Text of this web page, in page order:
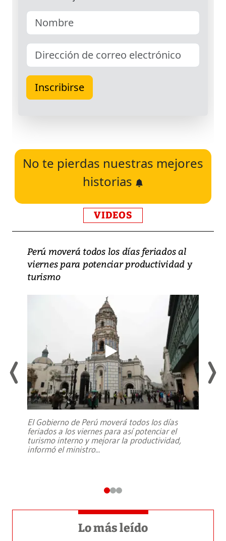
No te pierdas nuestras mejores
historias
VIDEOS
Perú moverá todos los días feriados al
viernes para potenciar productividad y
turismo
El Gobierno de Perú moverá todos los días
feriados a los viernes para así potenciar el
turismo interno y mejorar la productividad,
informó el ministro...
Lo más leído